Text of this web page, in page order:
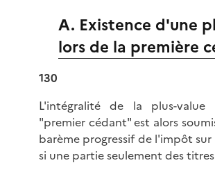
A. Existence d'une
lors de la première
130
L'intégralité de la plus-value
"premier cédant" est alors
barème progressif de l'impôt
si une partie seulement des